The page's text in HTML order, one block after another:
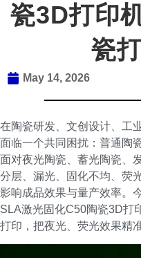
瓷3D打印
瓷
May 14, 2026
在陶瓷研发、文创设计、工
面临一个共同困扰：普通陶
面对夜光陶瓷、蓄光陶瓷、
分层、漏光、固化不均、荧
影响成品效果与量产效率。
SLA激光固化C50陶瓷3D打
打印，把夜光、荧光效果精